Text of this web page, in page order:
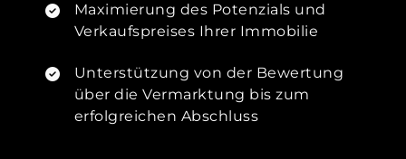
Maximierung des Potenzials und
Verkaufspreises Ihrer Immobilie
Unterstützung von der Bewertung
über die Vermarktung bis zum
erfolgreichen Abschluss